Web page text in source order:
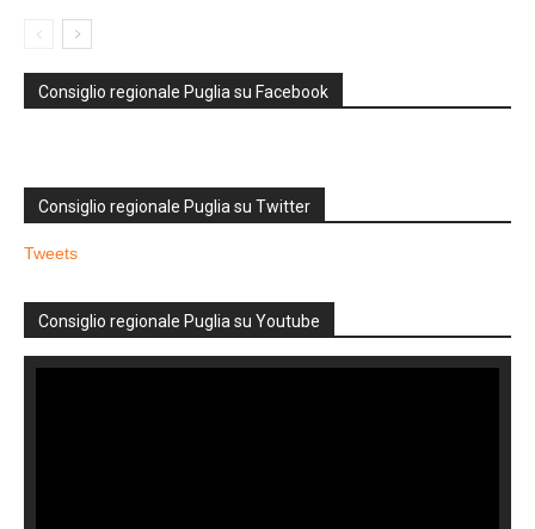
Consiglio regionale Puglia su Facebook
Consiglio regionale Puglia su Twitter
Tweets
Consiglio regionale Puglia su Youtube